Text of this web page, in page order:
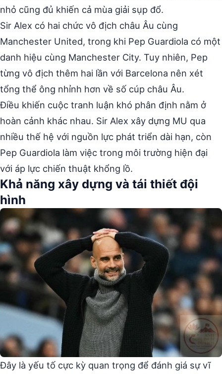
nhỏ cũng đủ khiến cả mùa giải sụp đổ.
Sir Alex có hai chức vô địch châu Âu cùng
Manchester United, trong khi Pep Guardiola có một
danh hiệu cùng Manchester City. Tuy nhiên, Pep
từng vô địch thêm hai lần với Barcelona nên xét
tổng thể ông nhỉnh hơn về số cúp châu Âu.
Điều khiến cuộc tranh luận khó phân định nằm ở
hoàn cảnh khác nhau. Sir Alex xây dựng MU qua
nhiều thế hệ với nguồn lực phát triển dài hạn, còn
Pep Guardiola làm việc trong môi trường hiện đại
với áp lực chiến thuật khổng lồ.
Khả năng xây dựng và tái thiết đội
hình
Đây là yếu tố cực kỳ quan trọng để đánh giá sự vĩ